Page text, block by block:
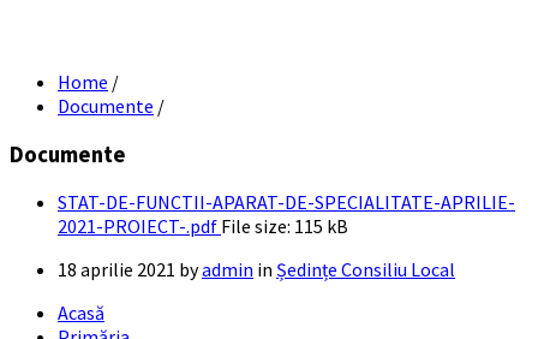
Home /
Documente /
Documente
STAT-DE-FUNCTII-APARAT-DE-SPECIALITATE-APRILIE-
2021-PROIECT-.pdf File size: 115 kB
18 aprilie 2021 byadmin in Ședințe Consiliu Local
Acasă